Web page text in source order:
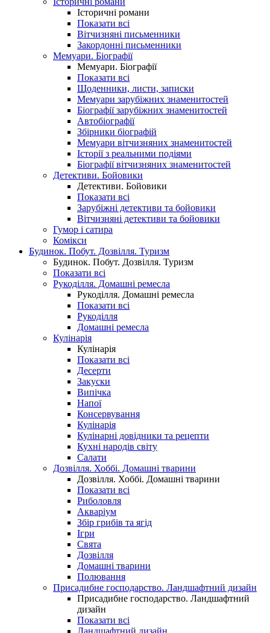
Історичні романи
Показати всі
Вітчизняні письменники
Закордонні письменники
Мемуари. Біографії
Мемуари. Біографії
Показати всі
Щоденники, листи, записки
Мемуари зарубіжних знаменитостей
Біографії зарубіжних знаменитостей
Автобіографії
Збірники біографій
Мемуари вітчизняних знаменитостей
Історії з реальними подіями
Біографії вітчизняних знаменитостей
Детективи. Бойовики
Детективи. Бойовики
Показати всі
Зарубіжні детективи та бойовики
Вітчизняні детективи та бойовики
Гумор і сатира
Комікси
Будинок. Побут. Дозвілля. Туризм
Будинок. Побут. Дозвілля. Туризм
Показати всі
Рукоділля. Домашні ремесла
Рукоділля. Домашні ремесла
Показати всі
Рукоділля
Домашні ремесла
Кулінарія
Кулінарія
Показати всі
Десерти
Закуски
Випічка
Напої
Консервування
Кулінарія
Кулінарні довідники та рецепти
Кухні народів світу
Салати
Дозвілля. Хоббі. Домашні тварини
Дозвілля. Хоббі. Домашні тварини
Показати всі
Риболовля
Акваріум
Збір грибів та ягід
Ігри
Свята
Дозвілля
Домашні тварини
Полювання
Присадибне господарство. Ландшафтний дизайн
Присадибне господарство. Ландшафтний
дизайн
Показати всі
Ландшафтний дизайн